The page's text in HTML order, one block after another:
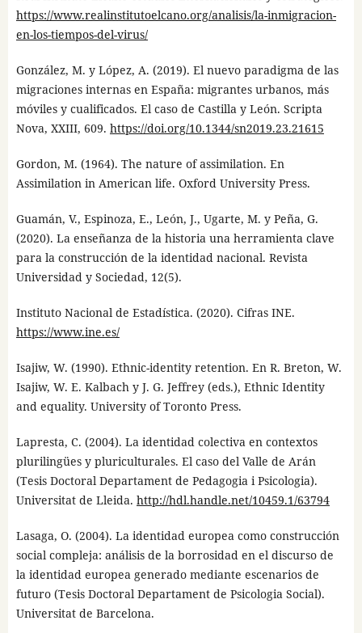
https://www.realinstitutoelcano.org/analisis/la-inmigracion-
en-los-tiempos-del-virus/
González, M. y López, A. (2019). El nuevo paradigma de las
migraciones internas en España: migrantes urbanos, más
móviles y cualificados. El caso de Castilla y León. Scripta
Nova, XXIII, 609. https://doi.org/10.1344/sn2019.23.21615
Gordon, M. (1964). The nature of assimilation. En
Assimilation in American life. Oxford University Press.
Guamán, V., Espinoza, E., León, J., Ugarte, M. y Peña, G.
(2020). La enseñanza de la historia una herramienta clave
para la construcción de la identidad nacional. Revista
Universidad y Sociedad, 12(5).
Instituto Nacional de Estadística. (2020). Cifras INE.
https://www.ine.es/
Isajiw, W. (1990). Ethnic-identity retention. En R. Breton, W.
Isajiw, W. E. Kalbach y J. G. Jeffrey (eds.), Ethnic Identity
and equality. University of Toronto Press.
Lapresta, C. (2004). La identidad colectiva en contextos
plurilingües y pluriculturales. El caso del Valle de Arán
(Tesis Doctoral Departament de Pedagogia i Psicologia).
Universitat de Lleida. http://hdl.handle.net/10459.1/63794
Lasaga, O. (2004). La identidad europea como construcción
social compleja: análisis de la borrosidad en el discurso de
la identidad europea generado mediante escenarios de
futuro (Tesis Doctoral Departament de Psicologia Social).
Universitat de Barcelona.